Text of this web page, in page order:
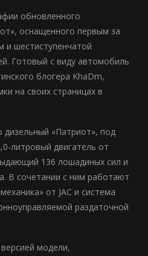
обновленного
оснащенного первым за
и шестиступенчатой
Готовый с виду автомобиль
блогера KhaDm,
на своих страницах в
«Патриот», под
литровый двигатель от
136 лошадиных сил и
В сочетании с ним работают
от JAC и система
раздаточной
модели,